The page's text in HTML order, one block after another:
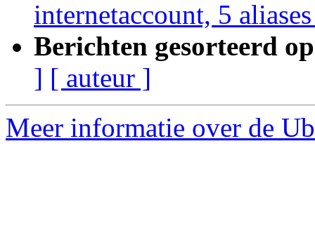
internetaccount, 5
Berichten gesorteerd
] [ auteur ]
Meer informatie over de